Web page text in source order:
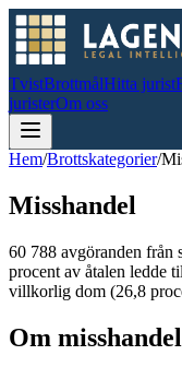
TvistBrottmålHitta jurist
juristerOm oss
Hem/Brottskategorier/
Misshandel
60 788 avgöranden från
procent av åtalen ledde
villkorlig dom (26,8
Om misshandel